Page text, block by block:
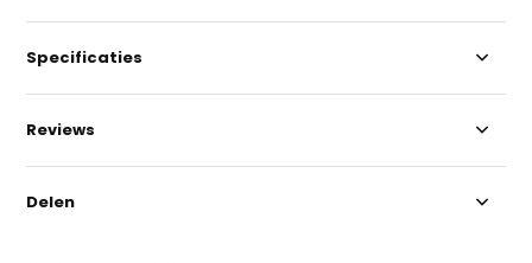
Specificaties
Reviews
Delen